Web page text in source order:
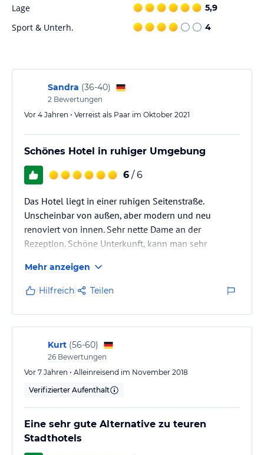
Schlappeseppel Urbräu und Hefeweizen werden dazu frisch vom
im Stil der Toskana vermittelt. Das Haus verfügt über 5 Einzel-
sowie 5 Doppelzimmer, die komfortabel mit Bad und WC, mit
Schreibtisch, Fernseher und Internetanschluss ausgestattet sind.
Hinweis: Allgemeine und unverbindliche
ohne Gewähr und ohne Prüfung durch HolidayCheck. Bitte
lies vor der Buchung die verbindlichen
jeweiligen Veranstalters.
Lage 5,9
Sport & Unterh. 4
Sandra (36-40)
2 Bewertungen
Vor 4 Jahren • Verreist als Paar im Oktober 2021
Schönes Hotel in ruhiger Umgebung
6 / 6
Das Hotel liegt in einer ruhigen Seitenstraße.
Unscheinbar von außen, aber modern und neu
renoviert von innen. Sehr nette Dame an der
Rezeption. Schöne Unterkunft, kann man sehr
Mehr anzeigen
Hilfreich Teilen
Kurt (56-60)
26 Bewertungen
Vor 7 Jahren • Alleinreisend im November 2018
Verifizierter Aufenthalt
Eine sehr gute Alternative zu teuren
Stadthotels